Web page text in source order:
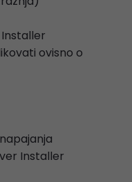
ovisno o
Installer